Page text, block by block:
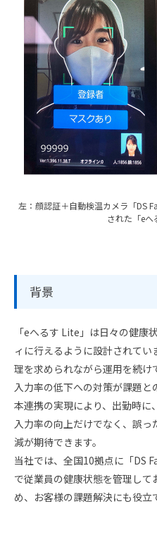
左：顔認証＋自動検温カメラ「DS
された「eへ
背景
「eへるす Lite」は日々の健康
ィに行えるように設計されて
理を求められながら運用を続け
入力率の低下への対策が課題と
本連携の実現により、出勤時に
入力率の向上だけでなく、誤
減が期待できます。
当社では、全国10拠点に「DS
で従業員の健康状態を管理し
め、お客様の課題解決にも役立